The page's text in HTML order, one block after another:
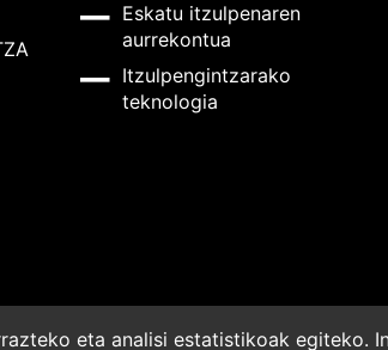
Eskatu itzulpenaren
aurrekontua
Itzulpengintzarako
teknologia
eta analisi estatistikoak egiteko.